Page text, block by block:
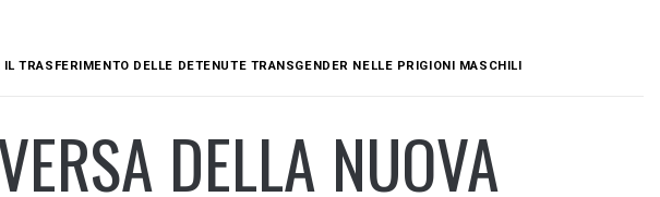
TRASFERIMENTO DELLE DETENUTE TRANSGENDER NELLE PRIGIONI MASCHILI
DELLA NUOVA